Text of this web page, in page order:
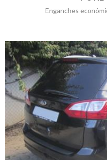
Enganches